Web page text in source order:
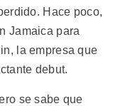
Hace poco,
Jamaica para
la empresa que
debut.
se sabe que